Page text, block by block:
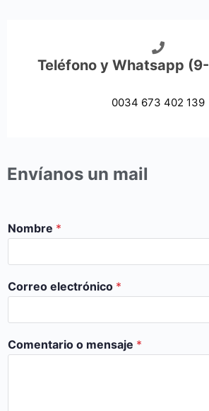
Teléfono y Whatsapp
0034 673 402 139
Envíanos un mail
Nombre *
Correo electrónico *
Comentario o mensaje *